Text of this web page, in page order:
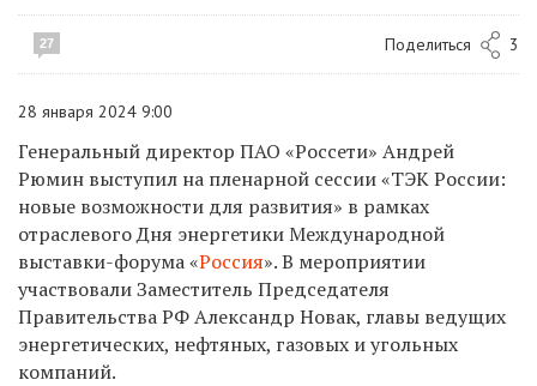
27 Поделиться 3
28 января 2024 9:00
Генеральный директор ПАО «Россети» Андрей
Рюмин выступил на пленарной сессии «ТЭК России:
новые возможности для развития» в рамках
отраслевого Дня энергетики Международной
выставки-форума «Россия». В мероприятии
участвовали Заместитель Председателя
Правительства РФ Александр Новак, главы ведущих
энергетических, нефтяных, газовых и угольных
компаний.